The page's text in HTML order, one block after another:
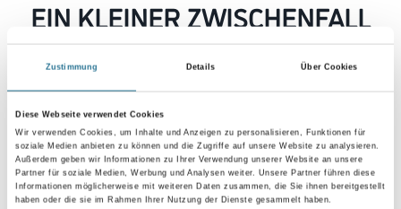
Zustimmung Details Über Cookies
Diese Webseite verwendet Cookies
Wir verwenden Cookies, um Inhalte und Anzeigen zu personalisieren, Funktionen für
soziale Medien anbieten zu können und die Zugriffe auf unsere Website zu analysieren.
Außerdem geben wir Informationen zu Ihrer Verwendung unserer Website an unsere
Partner für soziale Medien, Werbung und Analysen weiter. Unsere Partner führen diese
Informationen möglicherweise mit weiteren Daten zusammen, die Sie ihnen bereitgestellt
haben oder die sie im Rahmen Ihrer Nutzung der Dienste gesammelt haben.
EIN KLEINER ZWISCHENFALL
IST AUFGETRETEN
Keine Sorge, wir pinseln schon an der Lösung und
werden das Problem so schnell wie möglich beheben.
Erkunden Sie in der Zwischenzeit unseren Online-Shop
und lassen Sie sich inspirieren.
ZURÜCK ZUM ONLINE-SHOP